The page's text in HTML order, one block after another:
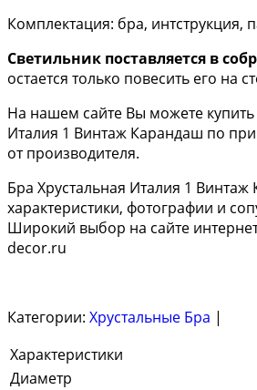
Комплектация: бра, интструкция,
Светильник поставляется в
остается только повесить его на
На нашем сайте Вы можете купить
Италия 1 Винтаж Карандаш по
от производителя.
Бра Хрустальная Италия 1
характеристики, фотографии и
Широкий выбор на сайте
decor.ru
Категории: Хрустальные Бра |
Характеристики
Диаметр